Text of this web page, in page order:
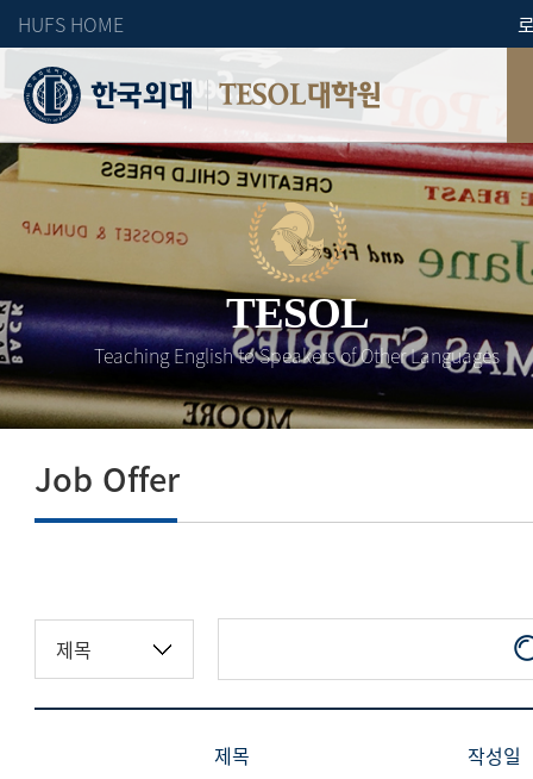
HUFS HOME
TESOL대학원
TESOL
Teaching English to Speakers of Other Languages
Job Offer
제목 작성일